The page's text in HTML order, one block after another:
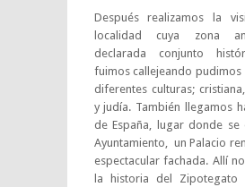
Después realizamos la
localidad cuya zona
declarada conjunto
fuimos callejeando
diferentes culturas;
y judía. También llegamos
de España, lugar donde se
Ayuntamiento, un Palacio
espectacular fachada. Allí
la historia del